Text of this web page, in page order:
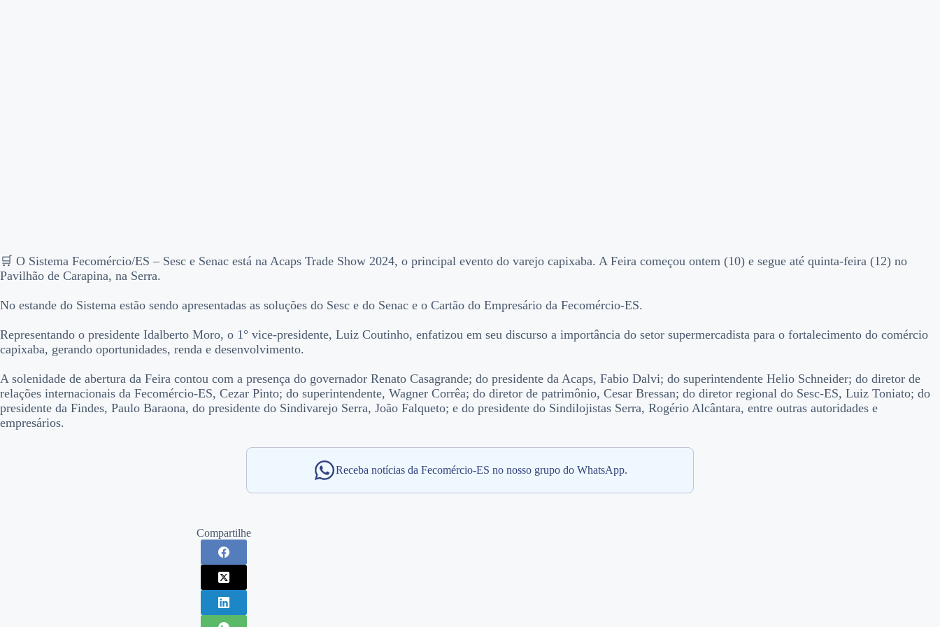
🛒 O Sistema Fecomércio/ES – Sesc e Senac está na Acaps Trade Show 2024, o principal evento do varejo capixaba. A Feira começou ontem (10) e segue até quinta-feira (12) no
Pavilhão de Carapina, na Serra.
No estande do Sistema estão sendo apresentadas as soluções do Sesc e do Senac e o Cartão do Empresário da Fecomércio-ES.
Representando o presidente Idalberto Moro, o 1° vice-presidente, Luiz Coutinho, enfatizou em seu discurso a importância do setor supermercadista para o fortalecimento do comércio
capixaba, gerando oportunidades, renda e desenvolvimento.
A solenidade de abertura da Feira contou com a presença do governador Renato Casagrande; do presidente da Acaps, Fabio Dalvi; do superintendente Helio Schneider; do diretor de
relações internacionais da Fecomércio-ES, Cezar Pinto; do superintendente, Wagner Corrêa; do diretor de patrimônio, Cesar Bressan; do diretor regional do Sesc-ES, Luiz Toniato; do
presidente da Findes, Paulo Baraona, do presidente do Sindivarejo Serra, João Falqueto; e do presidente do Sindilojistas Serra, Rogério Alcântara, entre outras autoridades e
empresários.
Receba notícias da Fecomércio-ES no nosso grupo do WhatsApp.
Compartilhe